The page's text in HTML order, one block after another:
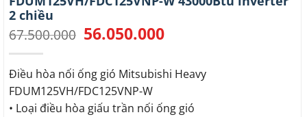
2 chiều
67.500.000 Giá
gốc
67.500.000.
56.050.000Giá
là:
56.050.000.
Điều hòa nối ống gió Mitsubishi Heavy
FDUM125VH/FDC125VNP-W
• Loại điều hòa giấu trần nối ống gió